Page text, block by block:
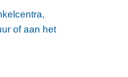
of aan het